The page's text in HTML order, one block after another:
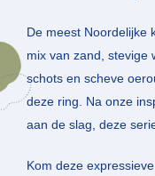
De meest Noordelijke
mix van zand, stevige
schots en scheve
deze ring. Na onze
aan de slag, deze
Kom deze